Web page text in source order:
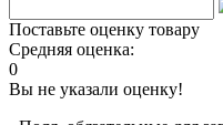
Поставьте оценку товару
Средняя оценка:
0
Вы не указали оценку!